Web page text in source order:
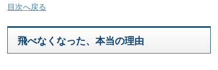
目次へ戻る
飛べなくなった、本当の理由